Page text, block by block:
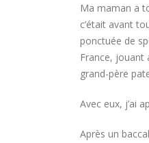
Ma maman a
c’était avant
ponctuée de
France, jouant
grand-père
Avec eux, j’ai
Après un